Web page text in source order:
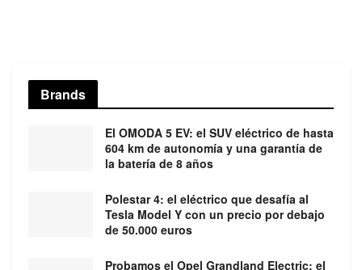
Brands
El OMODA 5 EV: el SUV eléctrico de hasta
604 km de autonomía y una garantía de
la batería de 8 años
Polestar 4: el eléctrico que desafía al
Tesla Model Y con un precio por debajo
de 50.000 euros
Probamos el Opel Grandland Electric: el